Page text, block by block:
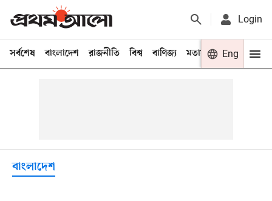
Login
সর্বশেষ বাংলাদেশ রাজনীতি বিশ্ব বাণিজ্য মতামত খেলা
Eng
বাংলাদেশ